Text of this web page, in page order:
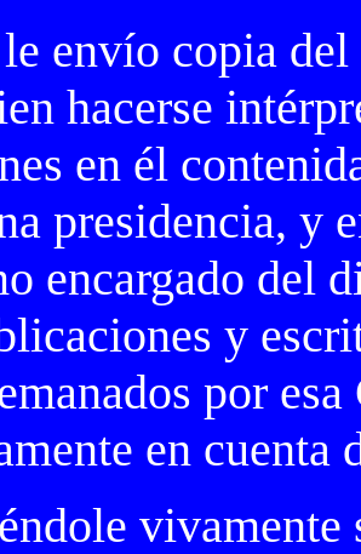
envío copia
hacerse
en él
presidencia, y
encargado del
y
por
en